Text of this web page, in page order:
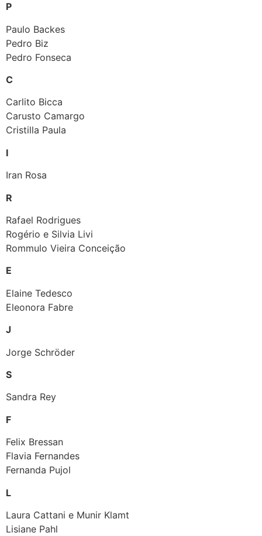
P
Paulo Backes
Pedro Biz
Pedro Fonseca
C
Carlito Bicca
Carusto Camargo
Cristilla Paula
I
Iran Rosa
R
Rafael Rodrigues
Rogério e Silvia Livi
Rommulo Vieira Conceição
E
Elaine Tedesco
Eleonora Fabre
J
Jorge Schröder
S
Sandra Rey
F
Felix Bressan
Flavia Fernandes
Fernanda Pujol
L
Laura Cattani e Munir Klamt
Lisiane Pahl